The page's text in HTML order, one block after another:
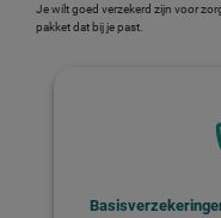
Je wilt goed verzekerd zijn voor
pakket dat bij je past.